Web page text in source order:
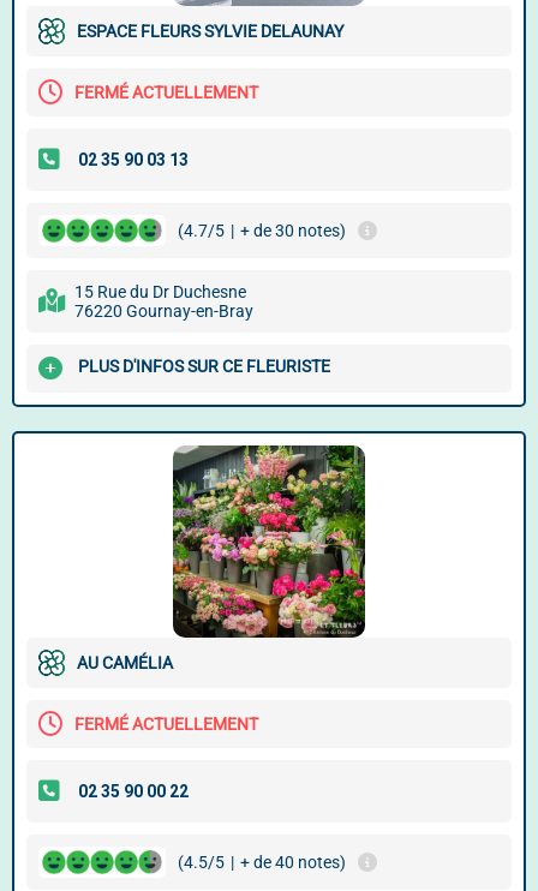
ESPACE FLEURS SYLVIE DELAUNAY
FERMÉ ACTUELLEMENT
(4.7/5 | + de 30 notes)
15 Rue du Dr Duchesne
76220 Gournay-en-Bray
PLUS D'INFOS SUR CE FLEURISTE
AU CAMÉLIA
FERMÉ ACTUELLEMENT
(4.5/5 | + de 40 notes)